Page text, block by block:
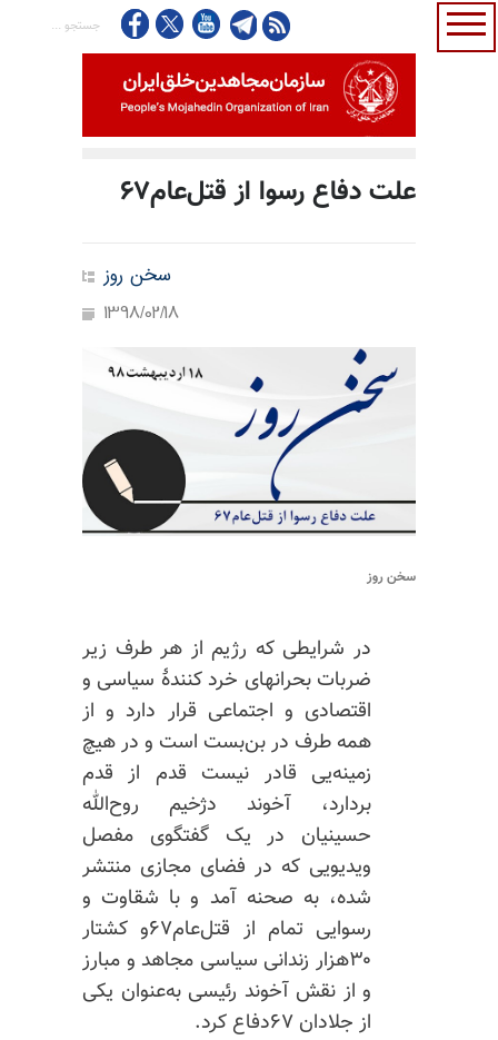
علت دفاع رسوا از قتل‌عام۶۷
سخن روز
1398/02/18
سخن روز
در شرایطی که رژیم از هر طرف زیر
ضربات بحرانهای خرد کنندهٔ سیاسی و
اقتصادی و اجتماعی قرار دارد و از
همه طرف در بن‌بست است و در هیچ
زمینه‌یی قادر نیست قدم از قدم
بردارد، آخوند دژخیم روح‌الله
حسینیان در یک گفتگوی مفصل
ویدیویی که در فضای مجازی منتشر
شده، به صحنه آمد و با شقاوت و
رسوایی تمام از قتل‌عام۶۷و کشتار
۳۰هزار زندانی سیاسی مجاهد و مبارز
و از نقش آخوند رئیسی به‌عنوان یکی
از جلادان ۶۷دفاع کرد.